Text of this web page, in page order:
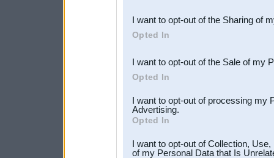
Downstream Participants
third parties.
I want to opt-out of the Sharing of
Opted In
I want to opt-out of the Sale of my
Opted In
I want to opt-out of processing my
Advertising.
Opted In
I want to opt-out of Collection,
of my Personal Data that Is